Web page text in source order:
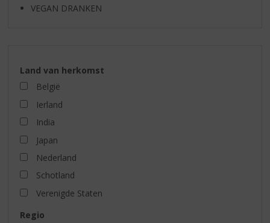
VEGAN DRANKEN
Land van herkomst
België
Ierland
India
Japan
Nederland
Schotland
Verenigde Staten
Regio